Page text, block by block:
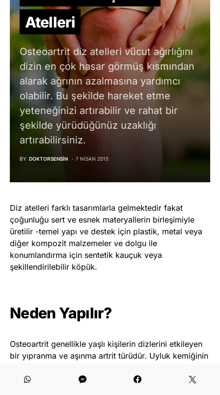
Atelleri
Osteoartrit diz atelleri vücut ağırlığını
dizin en çok hasar görmüş kısmından
alarak ağrının azalmasına yardımcı
olabilir. Bu şekilde hareket etme
yeteneğinizi artırabilir ve rahat bir
şekilde yürüdüğünüz uzaklığı
artırabilirsiniz.
BY DOKTORSENSIN 7 NISAN 2015
Diz atelleri farklı tasarımlarla gelmektedir fakat
çoğunluğu sert ve esnek materyallerin birleşimiyle
üretilir -temel yapı ve destek için plastik, metal veya
diğer kompozit malzemeler ve dolgu ile
konumlandırma için sentetik kauçuk veya
şekillendirilebilir köpük.
Neden Yapılır?
Osteoartrit genellikle yaşlı kişilerin dizlerini etkileyen
bir yıpranma ve aşınma artrit türüdür. Uyluk kemiğinin
topuzlardan birini diğerinden daha fazla etkileyebilir.